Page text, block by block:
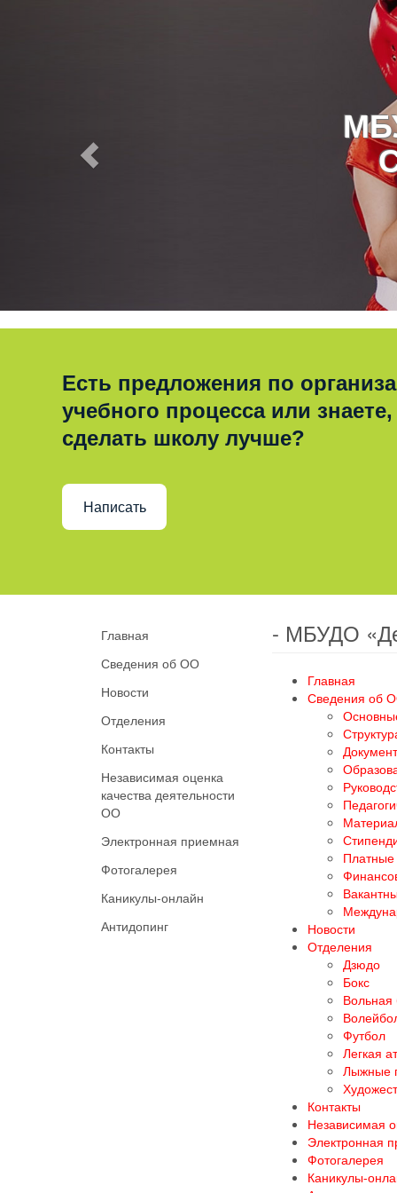
Есть предложения по
учебного процесса или знаете,
сделать школу лучше?
Написать
Главная
Сведения об ОО
Новости
Отделения
Контакты
Независимая оценка
качества деятельности
ОО
Электронная приемная
Фотогалерея
Каникулы-онлайн
Антидопинг
- МБУДО
Главная
Сведения об
Платные
Новости
Отделения
Дзюдо
Бокс
Вольная
Футбол
Легкая
Лыжные
Контакты
Независимая
Электронная
Фотогалерея
Каникулы-